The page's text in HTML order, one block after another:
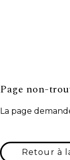
Page non-
La page
Retour à